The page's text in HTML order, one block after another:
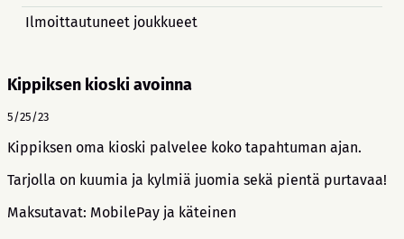
Ilmoittautuneet joukkueet
Kippiksen kioski avoinna
5/25/23
Kippiksen oma kioski palvelee koko tapahtuman ajan.
Tarjolla on kuumia ja kylmiä juomia sekä pientä purtavaa!
Maksutavat: MobilePay ja käteinen